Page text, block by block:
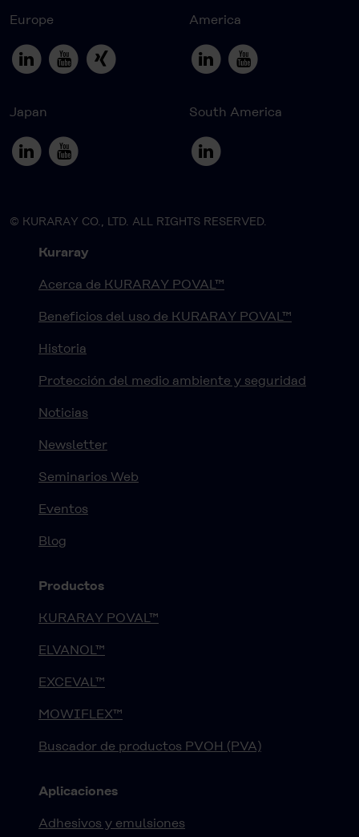
Europe America
Japan South America
© KURARAY CO., LTD. ALL RIGHTS RESERVED.
Kuraray
Acerca de KURARAY POVAL™
Beneficios del uso de KURARAY POVAL™
Historia
Protección del medio ambiente y seguridad
Noticias
Newsletter
Seminarios Web
Eventos
Blog
Productos
KURARAY POVAL™
ELVANOL™
EXCEVAL™
MOWIFLEX™
Buscador de productos PVOH (PVA)
Aplicaciones
Adhesivos y emulsiones